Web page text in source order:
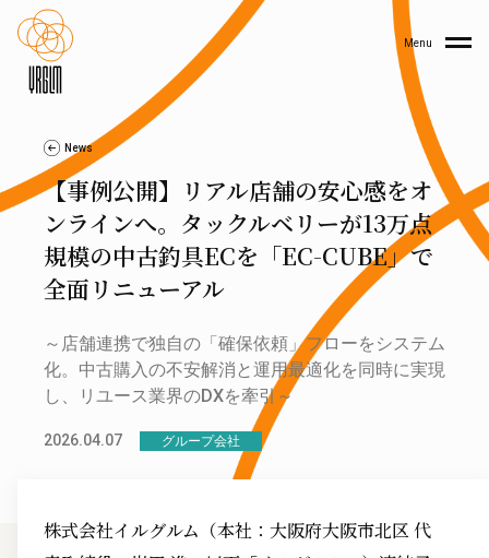
Menu
News
【事例公開】リアル店舗の安心感をオ
ンラインへ。タックルベリーが13万点
規模の中古釣具ECを「EC-CUBE」で
全面リニューアル
～店舗連携で独自の「確保依頼」フローをシステム
化。中古購入の不安解消と運用最適化を同時に実現
し、リユース業界のDXを牽引～
2026.04.07 グループ会社
株式会社イルグルム（本社：大阪府大阪市北区 代